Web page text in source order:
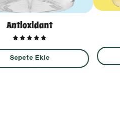
Antioxidant
Sepete Ekle